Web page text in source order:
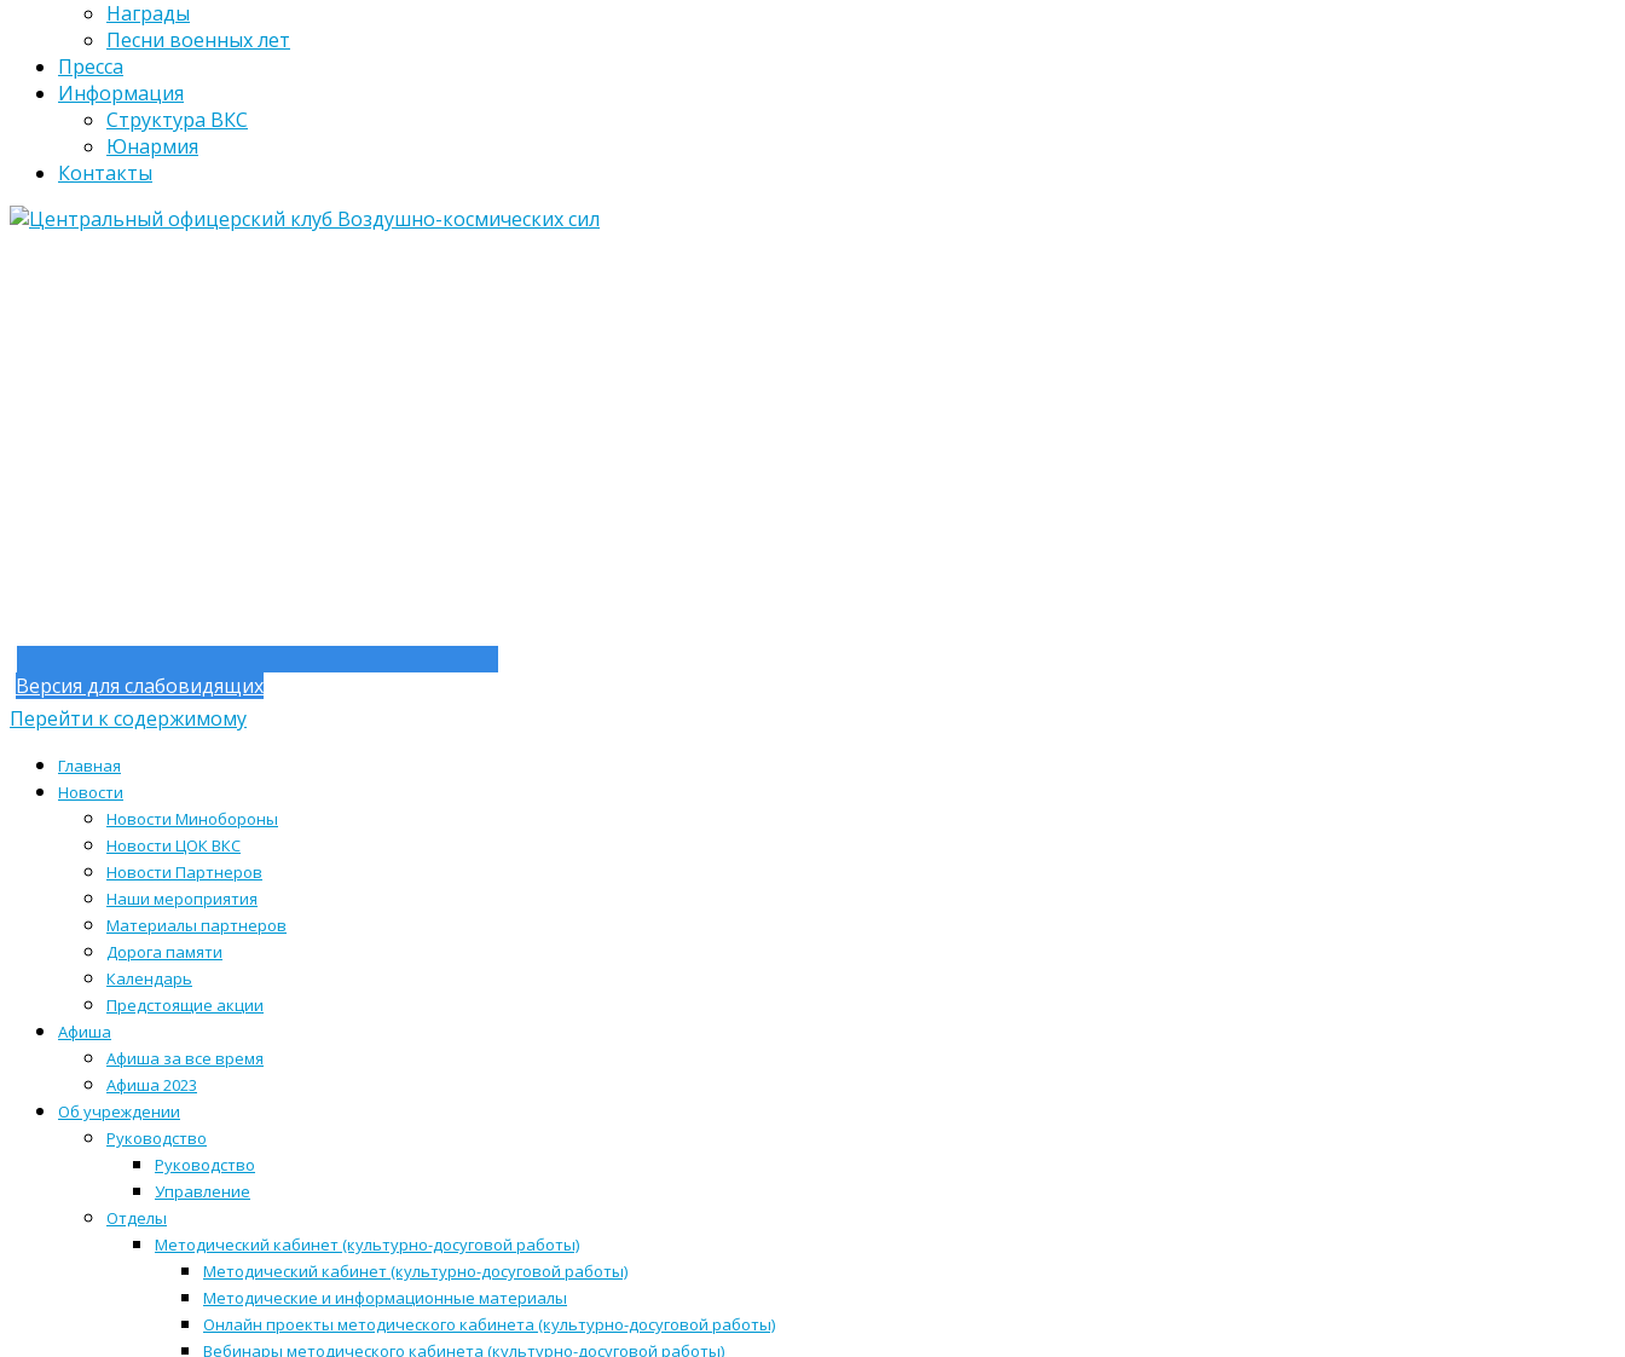
Награды
Песни военных лет
Пресса
Информация
Структура ВКС
Юнармия
Контакты
Версия для слабовидящих
Перейти к содержимому
Главная
Новости
Новости Минобороны
Новости ЦОК ВКС
Новости Партнеров
Наши мероприятия
Материалы партнеров
Дорога памяти
Календарь
Предстоящие акции
Афиша
Афиша за все время
Афиша 2023
Об учреждении
Руководство
Руководство
Управление
Отделы
Методический кабинет (культурно-досуговой работы)
Методический кабинет (культурно-досуговой работы)
Методические и информационные материалы
Онлайн проекты методического кабинета (культурно-досуговой работы)
Вебинары методического кабинета (культурно-досуговой работы)